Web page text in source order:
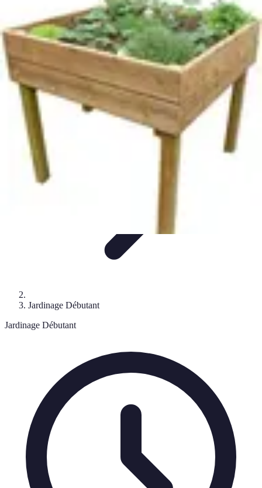
Conseils Jardinage
Entretien et AménagementEntretien des PlantesSanté du
jardinEntretien du JardinConseils Pratiques
Conseils Jardinage
Jardinage Débutant
Jardinage Débutant